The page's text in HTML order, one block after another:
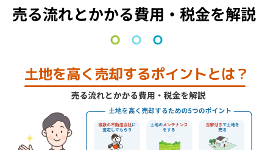
売る流れとかかる費用・税金を解説